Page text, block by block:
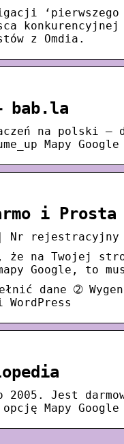
‘pierwszego
konkurencyjnej
z Omdia.
bab.la
na polski –
Mapy Google
i
Nr rejestracyjny
że na Twojej
Google, to
dane ➁
2005. Jest
Mapy